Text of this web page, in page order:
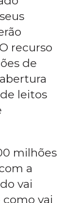
recurso
de
leitos
milhões
a
vai
como vai